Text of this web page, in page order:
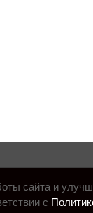
сайта и
с